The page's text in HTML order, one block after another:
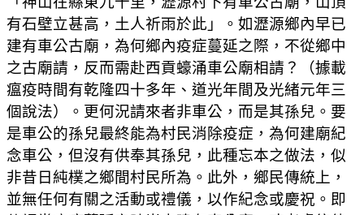
有石壁立甚高，土人祈雨於此」。如瀝源鄉內早已
建有車公古廟，為何鄉內疫症蔓延之際，不從鄉中
之古廟請，反而需赴西貢蠔涌車公廟相請？（據載
瘟疫時間有乾隆四十多年、道光年間及光緒元年三
個說法）。更何況請來者非車公，而是其孫兒。要
是車公的孫兒最終能為村民消除疫症，為何建廟紀
念車公，但沒有供奉其孫兒，此種忘本之做法，似
非昔日純樸之鄉間村民所為。此外，鄉民傳統上，
並無任何有關之活動或禮儀，以作紀念或慶祝。即